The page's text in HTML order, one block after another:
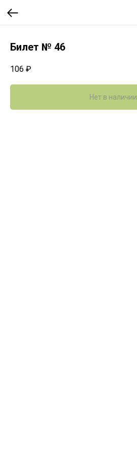
Билет № 46
106 ₽
Нет в наличии